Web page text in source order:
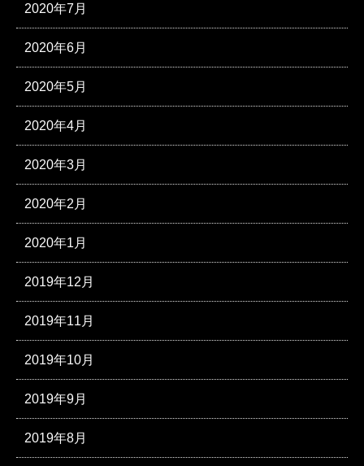
2020年7月
2020年6月
2020年5月
2020年4月
2020年3月
2020年2月
2020年1月
2019年12月
2019年11月
2019年10月
2019年9月
2019年8月